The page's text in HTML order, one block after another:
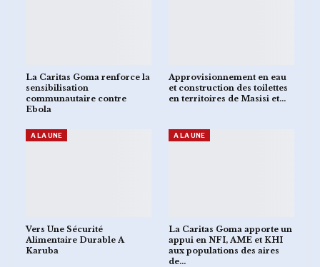
La Caritas Goma renforce la
sensibilisation
communautaire contre
Ebola
Approvisionnement en eau
et construction des toilettes
en territoires de Masisi et…
A LA UNE
Vers Une Sécurité
Alimentaire Durable A
Karuba
A LA UNE
La Caritas Goma apporte un
appui en NFI, AME et KHI
aux populations des aires
de…